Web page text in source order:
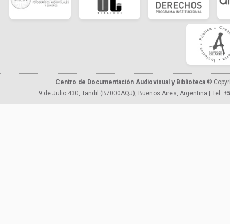
Centro de Documentación Audiovisual y Biblioteca ©
9 de Julio 430, Tandil (B7000AQJ), Buenos Aires, Argentina | Tel.